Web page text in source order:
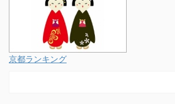
京都ランキング